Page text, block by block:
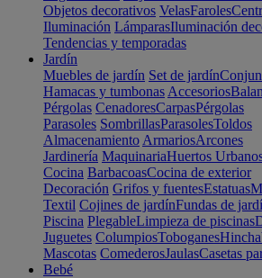
Objetos decorativos VelasFaroles
Iluminación LámparasIluminación
Tendencias y temporadas
Jardín
Muebles de jardín Set de jardín
Hamacas y tumbonas Accesorios
Pérgolas CenadoresCarpasPérgolas
Parasoles SombrillasParasolesToldos
Almacenamiento ArmariosArcones
Jardinería MaquinariaHuertos
Cocina BarbacoasCocina de exterior
Decoración Grifos y fuentesEstatuas
Textil Cojines de jardínFundas de
Piscina PlegableLimpieza de piscinas
Juguetes ColumpiosToboganes
Mascotas ComederosJaulasCasetas
Bebé